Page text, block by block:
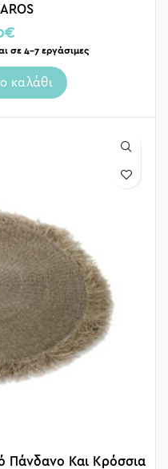
€
σε 4-7 εργάσιμες
καλάθι
Πάνδανο Και Κρόσσια